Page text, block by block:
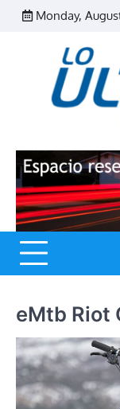
Skip
Monday,
eMtb Riot